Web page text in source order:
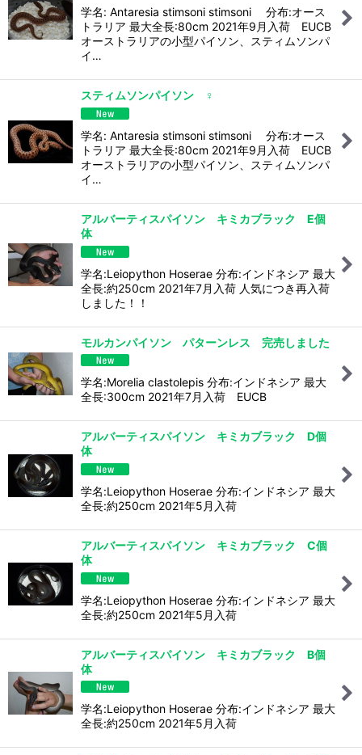
学名: Antaresia stimsoni stimsoni 分布:オース
トラリア 最大全長:80cm 2021年9月入荷 EUCB
オーストラリアの小型パイソン、スティムソンパ
イ…
スティムソンパイソン ♀
学名: Antaresia stimsoni stimsoni 分布:オース
トラリア 最大全長:80cm 2021年9月入荷 EUCB
オーストラリアの小型パイソン、スティムソンパ
イ…
アルバーティスパイソン キミカブラック E個
体
学名:Leiopython Hoserae 分布:インドネシア 最大
全長:約250cm 2021年7月入荷 人気につき再入荷
しました！！
モルカンパイソン パターンレス 完売しました
学名:Morelia clastolepis 分布:インドネシア 最大
全長:300cm 2021年7月入荷 EUCB
アルバーティスパイソン キミカブラック D個
体
学名:Leiopython Hoserae 分布:インドネシア 最大
全長:約250cm 2021年5月入荷
アルバーティスパイソン キミカブラック C個
体
学名:Leiopython Hoserae 分布:インドネシア 最大
全長:約250cm 2021年5月入荷
アルバーティスパイソン キミカブラック B個
体
学名:Leiopython Hoserae 分布:インドネシア 最大
全長:約250cm 2021年5月入荷